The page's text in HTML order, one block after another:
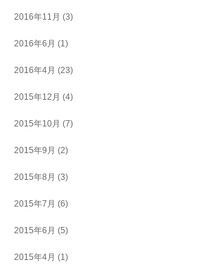
2016年11月 (3)
2016年6月 (1)
2016年4月 (23)
2015年12月 (4)
2015年10月 (7)
2015年9月 (2)
2015年8月 (3)
2015年7月 (6)
2015年6月 (5)
2015年4月 (1)